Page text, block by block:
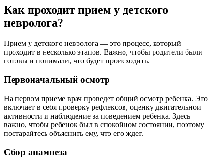
Как проходит прием у детского
невролога?
Прием у детского невролога — это процесс, который
проходит в несколько этапов. Важно, чтобы родители были
готовы и понимали, что будет происходить.
Первоначальный осмотр
На первом приеме врач проведет общий осмотр ребенка. Это
включает в себя проверку рефлексов, оценку двигательной
активности и наблюдение за поведением ребенка. Здесь
важно, чтобы ребенок был в спокойном состоянии, поэтому
постарайтесь объяснить ему, что его ждет.
Сбор анамнеза